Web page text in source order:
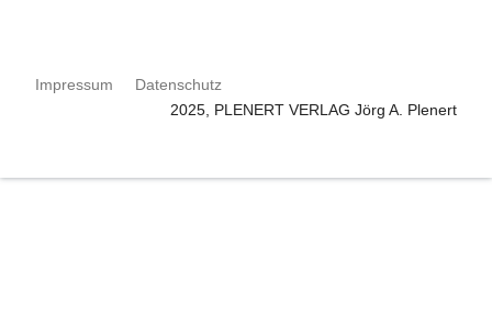
Impressum
Datenschutz
2025, PLENERT VERLAG Jörg A. Plenert